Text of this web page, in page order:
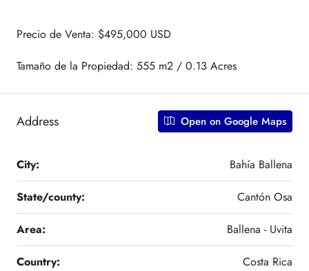
Precio de Venta: $495,000 USD
Tamaño de la Propiedad: 555 m2 / 0.13 Acres
Address Open on Google Maps
City: Bahía Ballena
State/county: Cantón Osa
Area: Ballena - Uvita
Country: Costa Rica